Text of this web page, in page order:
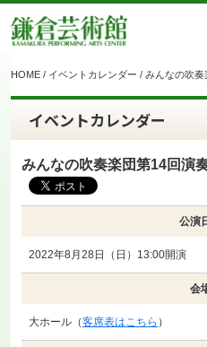
HOME / イベントカレンダー / みんなの吹奏
イベントカレンダー
みんなの吹奏楽団第14回演
公演
2022年8月28日（日）13:00開演
会
大ホール（客席表はこちら ）